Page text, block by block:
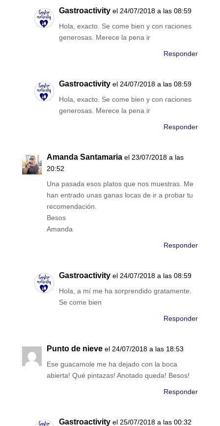
Gastroactivity el 24/07/2018 a las 08:59
Hola, exacto. Se come bien y con raciones
generosas. Merece la pena ir
Responder
Gastroactivity el 24/07/2018 a las 08:59
Hola, exacto. Se come bien y con raciones
generosas. Merece la pena ir
Responder
Amanda Santamaria el 23/07/2018 a las
20:52
Una pasada esos platos que nos muestras. Me
han entrado unas ganas locas de ir a probar tu
recomendación.
Besos
Amanda
Responder
Gastroactivity el 24/07/2018 a las 08:59
Hola, a mí me ha sorprendido gratamente.
Se come bien
Responder
Punto de nieve el 24/07/2018 a las 18:53
Ese guacamole me ha dejado con la boca
abierta! Qué pintazas! Anotado queda! Besos!
Responder
Gastroactivity el 25/07/2018 a las 00:32